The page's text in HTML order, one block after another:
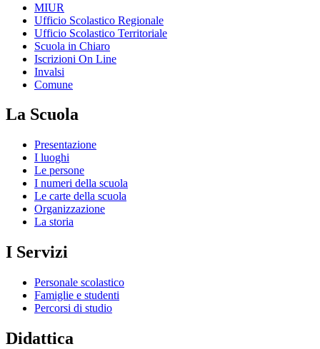
MIUR
Ufficio Scolastico Regionale
Ufficio Scolastico Territoriale
Scuola in Chiaro
Iscrizioni On Line
Invalsi
Comune
La Scuola
Presentazione
I luoghi
Le persone
I numeri della scuola
Le carte della scuola
Organizzazione
La storia
I Servizi
Personale scolastico
Famiglie e studenti
Percorsi di studio
Didattica